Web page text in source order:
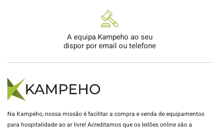
A equipa Kampeho ao seu
dispor por email ou telefone
Na Kampeho, nossa missão é facilitar a compra e venda de equipamentos
para hospitalidade ao ar livre! Acreditamos que os leilões online são a